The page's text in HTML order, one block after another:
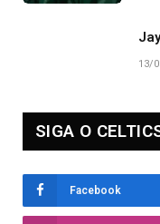
13/
SIGA O
Facebook